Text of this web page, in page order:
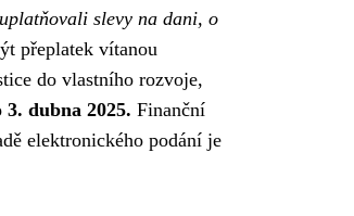
slevy na dani, o
přeplatek vítanou
do vlastního rozvoje,
dubna 2025. Finanční
elektronického podání je